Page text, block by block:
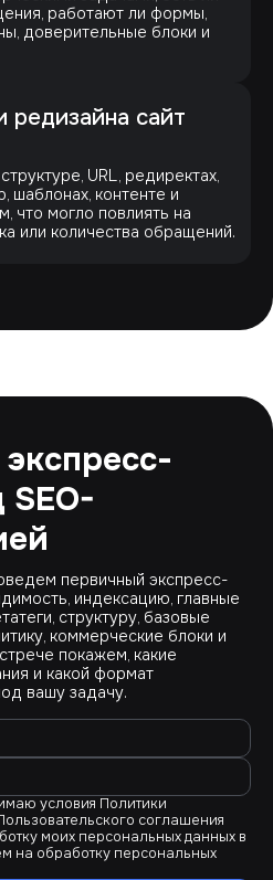
работают ли формы,
доверительные блоки и
редизайна сайт
URL, редиректах,
шаблонах, контенте и
что могло повлиять на
или количества обращений.
SEO-
первичный экспресс-
индексацию, главные
структуру, базовые
коммерческие блоки и
покажем, какие
и какой формат
вашу задачу.
условия Политики
соглашения
моих персональных данных в
на обработку персональных